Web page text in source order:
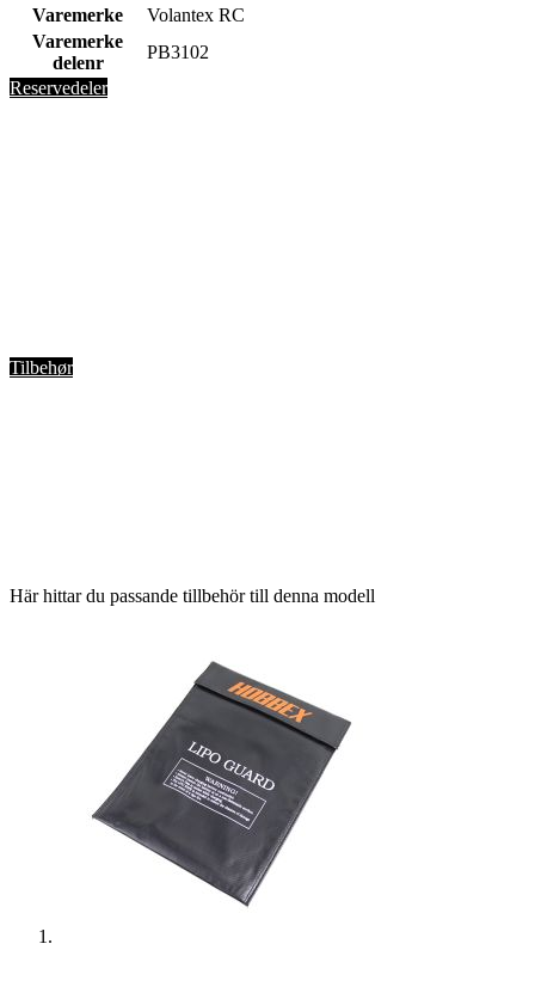
Varemerke
Volantex RC
Varemerke
delenr
PB3102
Reservedeler
Tilbehør
Här hittar du passande tillbehör till denna modell